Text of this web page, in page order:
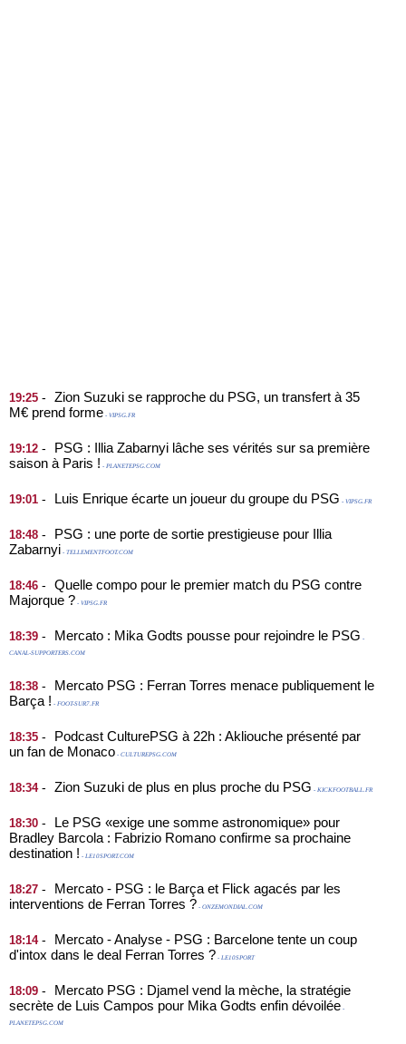
19:25 -
Zion Suzuki se rapproche du PSG, un transfert à 35
M€ prend forme - VIPSG.FR
19:12 -
PSG : Illia Zabarnyi lâche ses vérités sur sa première
saison à Paris ! - PLANETEPSG.COM
19:01 - Luis Enrique écarte un joueur du groupe du PSG - VIPSG.FR
18:48 -
PSG : une porte de sortie prestigieuse pour Illia
Zabarnyi - TELLEMENTFOOT.COM
18:46 -
Quelle compo pour le premier match du PSG contre
Majorque ? - VIPSG.FR
18:39 - Mercato : Mika Godts pousse pour rejoindre le PSG -
CANAL-SUPPORTERS.COM
18:38 -
Mercato PSG : Ferran Torres menace publiquement le
Barça ! - FOOT-SUR7.FR
18:35 -
Podcast CulturePSG à 22h : Akliouche présenté par
un fan de Monaco - CULTUREPSG.COM
18:34- Zion Suzuki de plus en plus proche du PSG - KICKFOOTBALL.FR
18:30 -
Le PSG «exige une somme astronomique» pour
Bradley Barcola : Fabrizio Romano confirme sa prochaine
destination ! - LE10SPORT.COM
18:27 -
Mercato - PSG : le Barça et Flick agacés par les
interventions de Ferran Torres ? - ONZEMONDIAL.COM
18:14-
Mercato - Analyse - PSG : Barcelone tente un coup
d'intox dans le deal Ferran Torres ? - LE10SPORT
18:09 -
Mercato PSG : Djamel vend la mèche, la stratégie
secrète de Luis Campos pour Mika Godts enfin dévoilée -
PLANETEPSG.COM